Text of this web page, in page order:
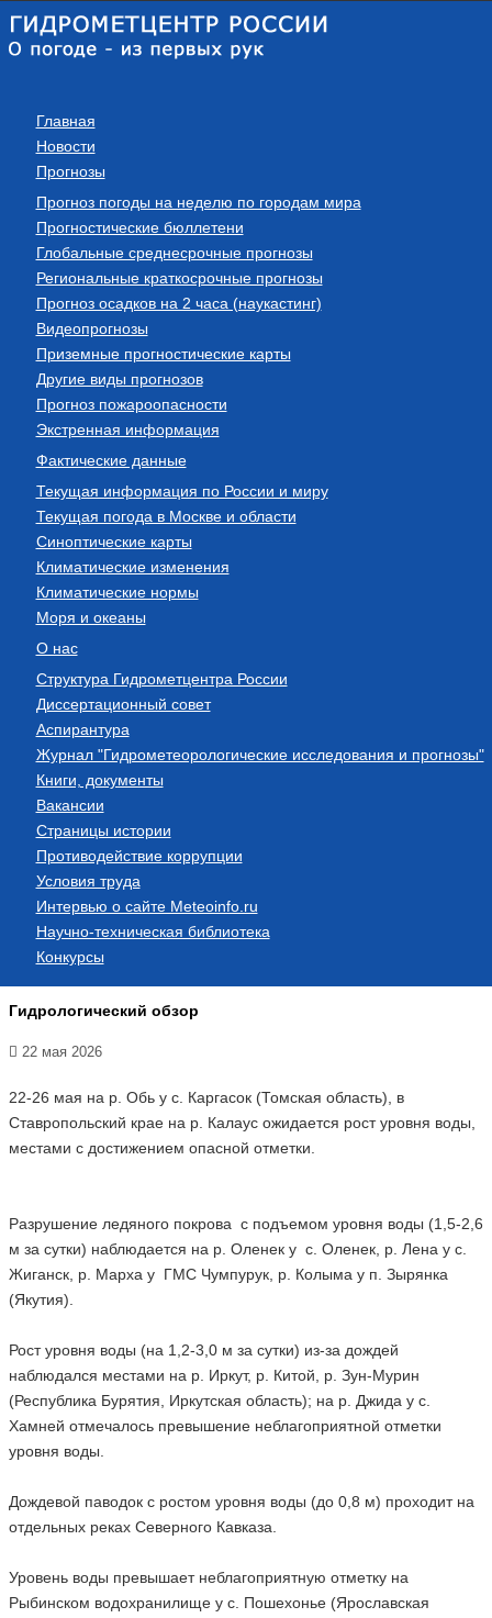
Главная
Новости
Прогнозы
Прогноз погоды на неделю по городам мира
Прогностические бюллетени
Глобальные среднесрочные прогнозы
Региональные краткосрочные прогнозы
Прогноз осадков на 2 часа (наукастинг)
Видеопрогнозы
Приземные прогностические карты
Другие виды прогнозов
Прогноз пожароопасности
Экстренная информация
Фактические данные
Текущая информация по России и миру
Текущая погода в Москве и области
Синоптические карты
Климатические изменения
Климатические нормы
Моря и океаны
О нас
Структура Гидрометцентра России
Диссертационный совет
Аспирантура
Журнал "Гидрометеорологические исследования и прогнозы"
Книги, документы
Вакансии
Страницы истории
Противодействие коррупции
Условия труда
Интервью о сайте Meteoinfo.ru
Научно-техническая библиотека
Конкурсы
Гидрологический обзор
22 мая 2026
22-26 мая на р. Обь у с. Каргасок (Томская область), в
Ставропольский крае на р. Калаус ожидается рост уровня воды,
местами с достижением опасной отметки.
Разрушение ледяного покрова с подъемом уровня воды (1,5-2,6
м за сутки) наблюдается на р. Оленек у с. Оленек, р. Лена у с.
Жиганск, р. Марха у ГМС Чумпурук, р. Колыма у п. Зырянка
(Якутия).
Рост уровня воды (на 1,2-3,0 м за сутки) из-за дождей
наблюдался местами на р. Иркут, р. Китой, р. Зун-Мурин
(Республика Бурятия, Иркутская область); на р. Джида у с.
Хамней отмечалось превышение неблагоприятной отметки
уровня воды.
Дождевой паводок с ростом уровня воды (до 0,8 м) проходит на
отдельных реках Северного Кавказа.
Уровень воды превышает неблагоприятную отметку на
Рыбинском водохранилище у с. Пошехонье (Ярославская